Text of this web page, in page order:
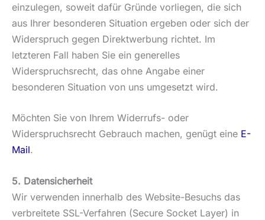
einzulegen, soweit dafür Gründe vorliegen, die sich
aus Ihrer besonderen Situation ergeben oder sich der
Widerspruch gegen Direktwerbung richtet. Im
letzteren Fall haben Sie ein generelles
Widerspruchsrecht, das ohne Angabe einer
besonderen Situation von uns umgesetzt wird.
Möchten Sie von Ihrem Widerrufs- oder
Widerspruchsrecht Gebrauch machen, genügt eine E-
Mail.
5. Datensicherheit
Wir verwenden innerhalb des Website-Besuchs das
verbreitete SSL-Verfahren (Secure Socket Layer) in